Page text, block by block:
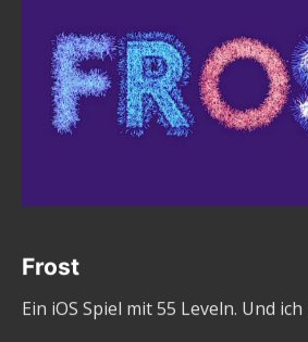
Frost
Ein iOS Spiel mit 55 Leveln. Und